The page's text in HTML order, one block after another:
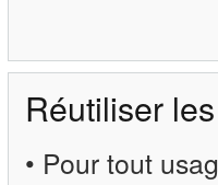
Réutiliser
• Pour tout